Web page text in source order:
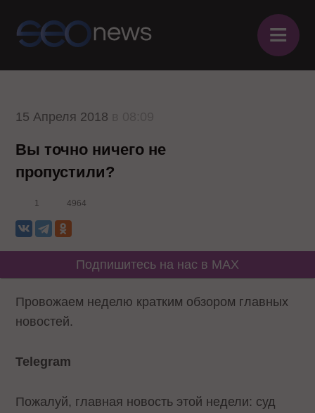
≡
15 Апреля 2018
Вы точно ничего не
пропустили?
1 4964
Подпишитесь на нас в MAX
Провожаем неделю кратким обзором главных
новостей.
Telegram
Пожалуй, главная новость этой недели: суд